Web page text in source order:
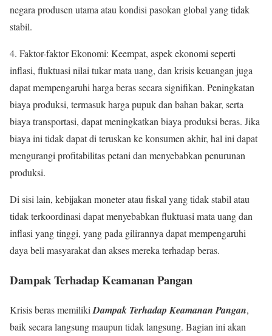
negara produsen utama atau kondisi pasokan global yang tidak
stabil.
4. Faktor-faktor Ekonomi: Keempat, aspek ekonomi seperti
inflasi, fluktuasi nilai tukar mata uang, dan krisis keuangan juga
dapat mempengaruhi harga beras secara signifikan. Peningkatan
biaya produksi, termasuk harga pupuk dan bahan bakar, serta
biaya transportasi, dapat meningkatkan biaya produksi beras. Jika
biaya ini tidak dapat di teruskan ke konsumen akhir, hal ini dapat
mengurangi profitabilitas petani dan menyebabkan penurunan
produksi.
Di sisi lain, kebijakan moneter atau fiskal yang tidak stabil atau
tidak terkoordinasi dapat menyebabkan fluktuasi mata uang dan
inflasi yang tinggi, yang pada gilirannya dapat mempengaruhi
daya beli masyarakat dan akses mereka terhadap beras.
Dampak Terhadap Keamanan Pangan
Krisis beras memiliki Dampak Terhadap Keamanan Pangan,
baik secara langsung maupun tidak langsung. Bagian ini akan